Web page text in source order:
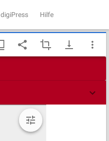
digiPress Hilfe